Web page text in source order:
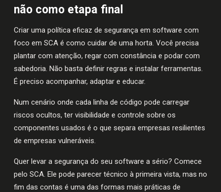
não como etapa final
Criar uma política eficaz de segurança em software com
foco em SCA é como cuidar de uma horta. Você precisa
plantar com atenção, regar com constância e podar com
sabedoria. Não basta definir regras e instalar ferramentas.
É preciso acompanhar, adaptar e educar.
Num cenário onde cada linha de código pode carregar
riscos ocultos, ter visibilidade e controle sobre os
componentes usados é o que separa empresas resilientes
de empresas vulneráveis.
Quer levar a segurança do seu software a sério? Comece
pelo SCA. Ele pode parecer técnico à primeira vista, mas no
fim das contas é uma das formas mais práticas de